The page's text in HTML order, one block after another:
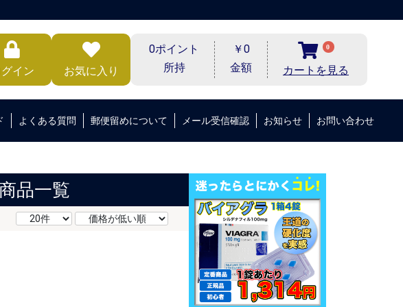
グイン お気に入り
0ポイント
所持
￥0
金額
0
カートを見る
よくある質問 郵便留めについて メール受信確認 お知らせ お問い合わせ
品一覧